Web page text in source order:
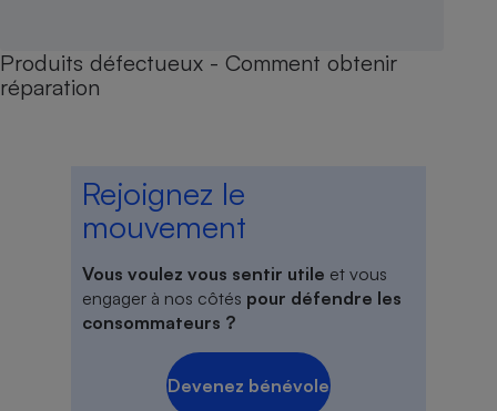
Produits défectueux - Comment obtenir
réparation
Rejoignez le
mouvement
Vous voulez vous sentir utile et vous
engager à nos côtés pour défendre les
consommateurs ?
Devenez bénévole